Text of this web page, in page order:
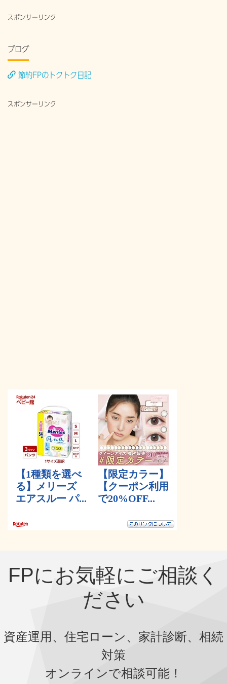
スポンサーリンク
ブログ
節約FPのトクトク日記
スポンサーリンク
FPにお気軽にご相談く
ださい
資産運用、住宅ローン、家計診断、相続
対策
オンラインで相談可能！